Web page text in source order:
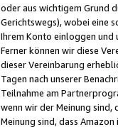
oder aus wichtigem Grund
Gerichtswegs), wobei eine
Ihrem Konto einloggen und
Ferner können wir diese
dieser Vereinbarung
Tagen nach unserer
Teilnahme am
wenn wir der Meinung sind,
Meinung sind, dass